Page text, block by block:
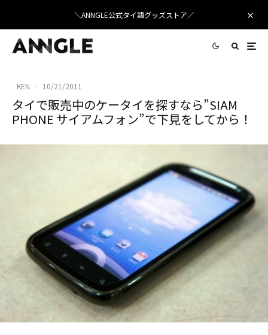
＼ANNGLE公式タイ語グッズストア／
KEN · 10/21/2011
タイで販売中のケータイを探すなら”SIAM
PHONE サイアムフォン”で下見をしてから！